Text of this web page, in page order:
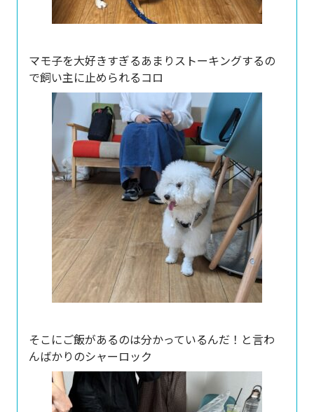
マモ子を大好きすぎるあまりストーキングするの
で飼い主に止められるコロ
そこにご飯があるのは分かっているんだ！と言わ
んばかりのシャーロック